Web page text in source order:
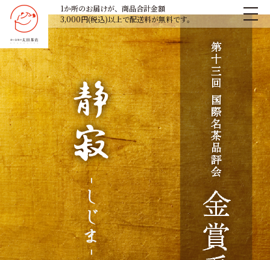
1か所のお届けが、商品合計金額
3,000円(税込)以上で配送料が無料です。